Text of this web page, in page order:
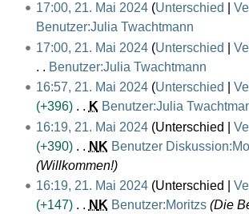
a
s
s
u
n
g
m
m
e
f
a
s
s
u
n
g
s
z
u
s
a
m
m
e
n
f
a
i
t
u
n
g
s
z
u
s
a
m
a
r
b
e
i
t
u
n
g
s
z
i
n
e
B
e
a
r
b
e
i
t
17:00, 21. Mai 2024 Unterschied
Benutzer:Julia Twachtmann
K
i
n
e
B
e
a
r
17:00, 21. Mai 2024 Unterschied
Benutzer:Julia Twachtmann
K
e
i
n
e
B
e
16:57, 21. Mai 2024 Unterschied
+396
K Benutzer:Julia
K
e
i
n
e
16:19, 21. Mai 2024 Unterschied
+390
N K Benutzer
Willkommen!
16:19, 21. Mai 2024 Unterschied
+147
N K Benutzer:Moritzs Die